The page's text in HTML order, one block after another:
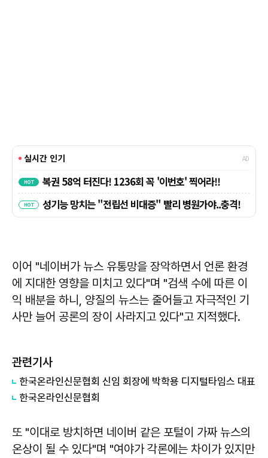
이어 "네이버가 뉴스 유통망을 장악하면서 언론 환경
에 지대한 영향을 미치고 있다"며 "검색 수에 따른 이
익 배분을 하니, 양질의 뉴스는 줄어들고 자극적인 기
사만 늘어 공론의 장이 사라지고 있다"고 지적했다.
관련기사
한국온라인신문협회 신임 회장에 박학용 디지털타임스 대표
한국온라인신문협회
또 "이대로 방치하면 네이버 같은 포털이 가짜 뉴스의
온상이 될 수 있다"며 "여야가 각론에는 차이가 있지만